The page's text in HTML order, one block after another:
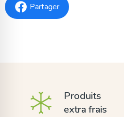
Partager
Produits
extra frais